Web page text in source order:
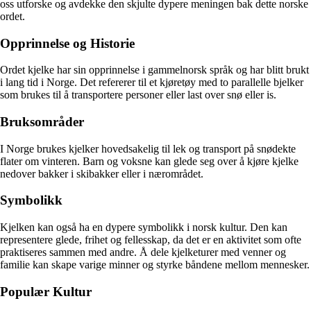
oss utforske og avdekke den skjulte dypere meningen bak dette norske
ordet.
Opprinnelse og Historie
Ordet kjelke har sin opprinnelse i gammelnorsk språk og har blitt brukt
i lang tid i Norge. Det refererer til et kjøretøy med to parallelle bjelker
som brukes til å transportere personer eller last over snø eller is.
Bruksområder
I Norge brukes kjelker hovedsakelig til lek og transport på snødekte
flater om vinteren. Barn og voksne kan glede seg over å kjøre kjelke
nedover bakker i skibakker eller i nærområdet.
Symbolikk
Kjelken kan også ha en dypere symbolikk i norsk kultur. Den kan
representere glede, frihet og fellesskap, da det er en aktivitet som ofte
praktiseres sammen med andre. Å dele kjelketurer med venner og
familie kan skape varige minner og styrke båndene mellom mennesker.
Populær Kultur